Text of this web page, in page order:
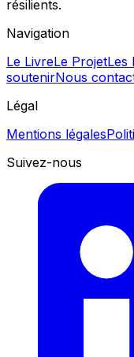
résilients.
Navigation
Le LivreLe ProjetLes
soutenirNous
Légal
Mentions légales
Suivez-nous